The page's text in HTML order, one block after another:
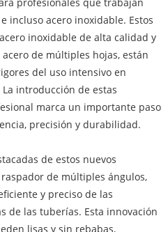
incluso acero inoxidable. Estos
inoxidable de alta calidad y
de múltiples hojas, están
del uso intensivo en
introducción de estas
marca un importante paso
precisión y durabilidad.
de estos nuevos
de múltiples ángulos,
y preciso de las
de las tuberías. Esta innovación
lisas y sin rebabas,